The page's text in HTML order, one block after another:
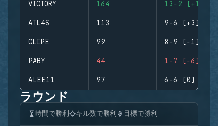
VICTORY 164 13-2 (+11)
ATL4S 113 9-6 (+3)
CLIPE 99 8-9 (-1)
PABY 44 1-7 (-6)
ALEE11 97 6-6 (0)
ラウンド
時間で勝利 キル数で勝利 目標で勝利